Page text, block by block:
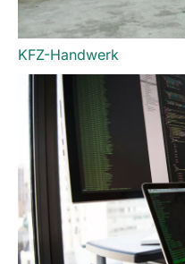
KFZ-Handwerk